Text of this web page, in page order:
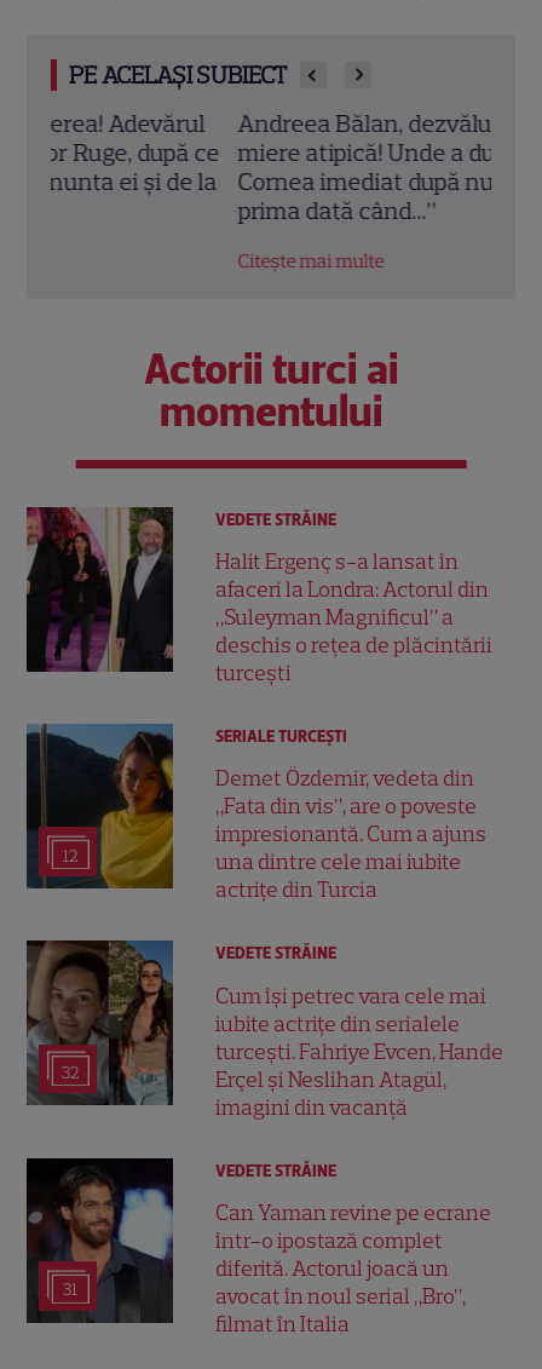
PE ACELAȘI SUBIECT
Andreea Bălan, dezvăluiri din luna de
miere atipică! Unde a dus-o Victor
Cornea imediat după nuntă: „Este pentru
prima dată când...”
Actorii turci ai
momentului
VEDETE STRĂINE
Halit Ergenç s-a lansat în
afaceri la Londra: Actorul din
„Suleyman Magnificul” a
deschis o rețea de plăcintării
turcești
12
SERIALE TURCEŞTI
Demet Özdemir, vedeta din
„Fata din vis”, are o poveste
impresionantă. Cum a ajuns
una dintre cele mai iubite
actrițe din Turcia
32
VEDETE STRĂINE
Cum își petrec vara cele mai
iubite actrițe din serialele
turcești. Fahriye Evcen, Hande
Erçel și Neslihan Atagül,
imagini din vacanță
31
VEDETE STRĂINE
Can Yaman revine pe ecrane
într-o ipostază complet
diferită. Actorul joacă un
avocat în noul serial „Bro”,
filmat în Italia